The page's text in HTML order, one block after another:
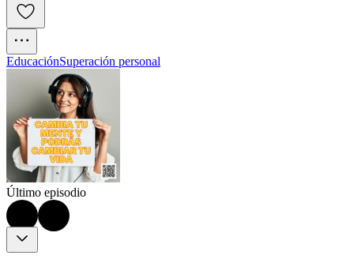
EducaciónSuperación personal
Último episodio